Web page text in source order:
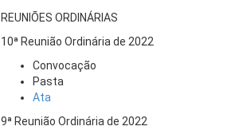
REUNIÕES ORDINÁRIAS
10ª Reunião Ordinária de 2022
Convocação
Pasta
Ata
9ª Reunião Ordinária de 2022